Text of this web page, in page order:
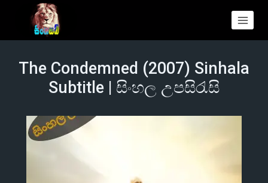
The Condemned (2007) Sinhala
Subtitle | සිංහල උපසිරැසි